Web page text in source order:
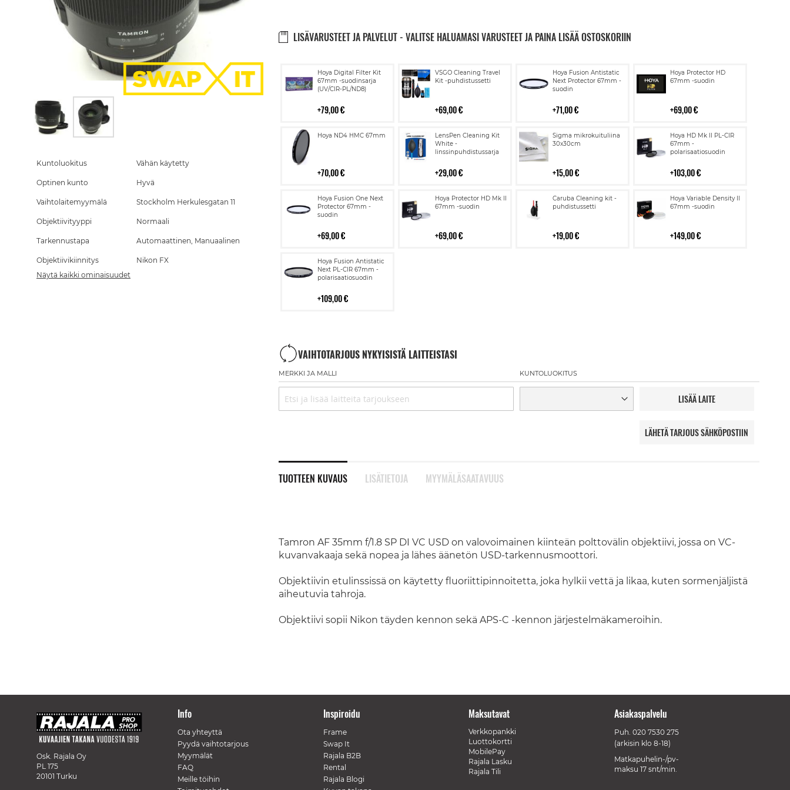
LISÄVARUSTEET JA PALVELUT - VALITSE HALUAMASI VARUSTEET JA PAINA LISÄÄ OSTOSKORIIN
Hoya Digital Filter Kit
67mm -suodinsarja
(UV/CIR-PL/ND8)
79,00 €
Lisää
ostoskoriin
VSGO Cleaning Travel
Kit -puhdistussetti
69,00 €
Lisää
ostoskoriin
Hoya Fusion Antistatic
Next Protector 67mm -
suodin
71,00 €
Lisää
ostoskoriin
Hoya Protector HD
67mm -suodin
69,00 €
Lisää
ostoskoriin
Hoya ND4 HMC 67mm
70,00 €
Lisää
LensPen Cleaning Kit
White -
linssinpuhdistussarja
29,00 €
Lisää
ostoskoriin
Sigma mikrokuituliina
30x30cm
15,00 €
Lisää
ostoskoriin
Hoya HD Mk II PL-CIR
67mm -
polarisaatiosuodin
103,00 €
Lisää
ostoskoriin
Hoya Fusion One Next
Protector 67mm -
suodin
69,00 €
Lisää
ostoskoriin
Hoya Protector HD Mk II
67mm -suodin
69,00 €
Lisää
ostoskoriin
Caruba Cleaning kit -
puhdistussetti
19,00 €
Lisää
ostoskoriin
Hoya Variable Density II
67mm -suodin
149,00 €
Lisää
ostoskoriin
Hoya Fusion Antistatic
Next PL-CIR 67mm -
polarisaatiosuodin
109,00 €
Lisää
ostoskoriin
VAIHTOTARJOUS NYKYISISTÄ LAITTEISTASI
MERKKI JA MALLI KUNTOLUOKITUS
LISÄÄ LAITE
LÄHETÄ TARJOUS SÄHKÖPOSTIIN
TUOTTEEN KUVAUS
Tamron AF 35mm f/1.8 SP DI VC USD on valovoimainen kiinteän polttovälin objektiivi, jossa on VC-
kuvanvakaaja sekä nopea ja lähes äänetön USD-tarkennusmoottori.
Objektiivin etulinssissä on käytetty fluoriittipinnoitetta, joka hylkii vettä ja likaa, kuten sormenjäljistä
aiheutuvia tahroja.
Objektiivi sopii Nikon täyden kennon sekä APS-C -kennon järjestelmäkameroihin.
LISÄTIETOJA MYYMÄLÄSAATAVUUS
the
of
images
Kuntoluokitus Vähän käytetty
Optinen kunto Hyvä
Vaihtolaitemyymälä Stockholm Herkulesgatan 11
Objektiivityyppi Normaali
Tarkennustapa Automaattinen, Manuaalinen
Objektiivikiinnitys
Nikon FX
Näytä kaikki ominaisuudet
Osk. Rajala Oy
PL 175
20101 Turku
Info
Ota yhteyttä
Pyydä vaihtotarjous
Myymälät
FAQ
Meille töihin
Inspiroidu
Frame
Swap It
Rajala B2B
Rental
Rajala Blogi
Maksutavat
Verkkopankki
Luottokortti
MobilePay
Rajala Lasku
Rajala Tili
Asiakaspalvelu
Puh. 020 7530 275
(arkisin klo 8-18)
Matkapuhelin-/pv-
maksu 17 snt/min.